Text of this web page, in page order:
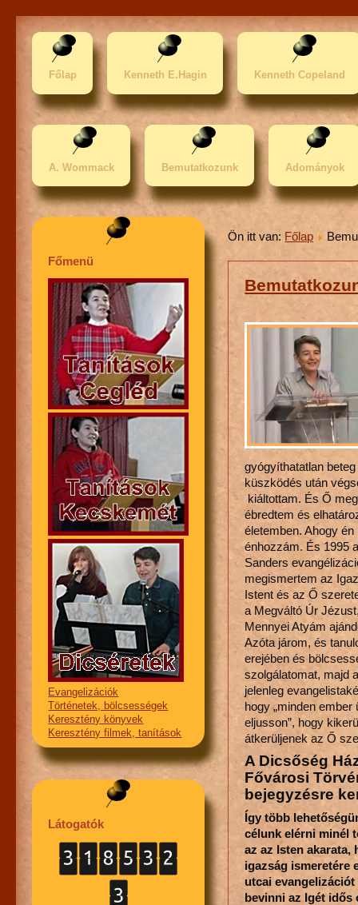
Főlap Kenneth E.Hagin Kenneth Copeland
A. Wommack Bemutatkozunk Adományok
Főmenü
Evangelizációk
Történetek, bölcsességek
Keresztény könyvek
Keresztény filmek, tanítások
Látogatók
Ön itt van: Főlap
gyógyíthatatlan
küszködés után
kiáltottam. És Ő
ébredtem és
életemben. Ahogy
énhozzám. És 1995
Sanders
megismertem az
Istent és az Ő
a Megváltó Úr
Mennyei Atyám
Azóta járom, és
erejében és
szolgálatomat, majd
jelenleg
hogy „minden
eljusson”, hogy
átkerüljenek az Ő
A Dicsőség
Fővárosi
bejegyzésre
Így több
célunk elérni minél
az az Isten akarata,
igazság ismeretére
utcai
bevinni az Igét idős